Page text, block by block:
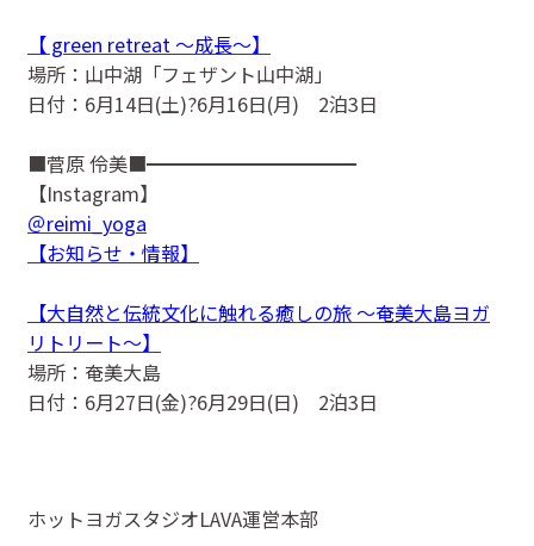
【 green retreat 〜成長〜】
場所：山中湖「フェザント山中湖」
日付：6月14日(土)?6月16日(月) 2泊3日
■菅原 伶美■━━━━━━━━━━━
【Instagram】
＠reimi_yoga
【お知らせ・情報】
【大自然と伝統文化に触れる癒しの旅 ～奄美大島ヨガ
リトリート～】
場所：奄美大島
日付：6月27日(金)?6月29日(日) 2泊3日
ホットヨガスタジオLAVA運営本部